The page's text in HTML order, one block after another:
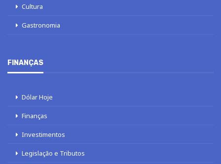
Cultura
Gastronomia
FINANÇAS
Dólar Hoje
Finanças
Investimentos
Legislação e Tributos